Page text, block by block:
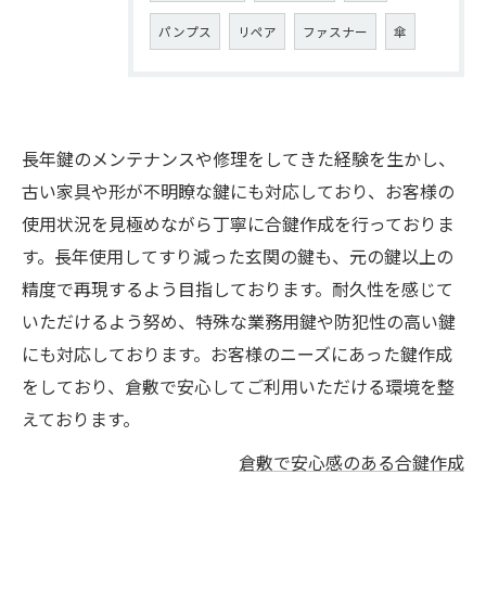
パンプス リペア ファスナー 傘
長年鍵のメンテナンスや修理をしてきた経験を生かし、
古い家具や形が不明瞭な鍵にも対応しており、お客様の
使用状況を見極めながら丁寧に合鍵作成を行っておりま
す。長年使用してすり減った玄関の鍵も、元の鍵以上の
精度で再現するよう目指しております。耐久性を感じて
いただけるよう努め、特殊な業務用鍵や防犯性の高い鍵
にも対応しております。お客様のニーズにあった鍵作成
をしており、倉敷で安心してご利用いただける環境を整
えております。
倉敷で安心感のある合鍵作成